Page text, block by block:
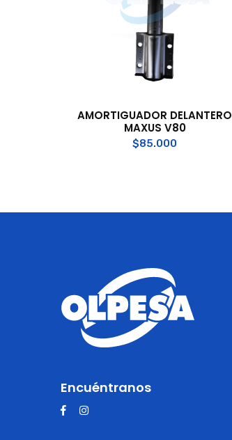
AMORTIGUADOR DELANTERO
MAXUS V80
$85.000
Encuéntranos